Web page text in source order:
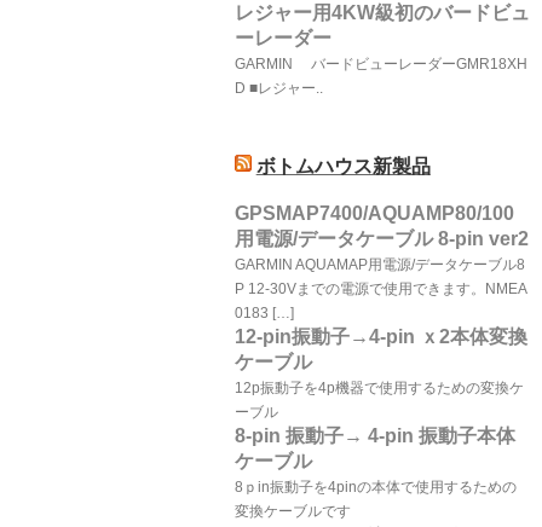
レジャー用4KW級初のバードビュ
ーレーダー
GARMIN バードビューレーダーGMR18XH
D ■レジャー..
ボトムハウス新製品
GPSMAP7400/AQUAMP80/100
用電源/データケーブル 8-pin ver2
GARMIN AQUAMAP用電源/データケーブル8
P 12-30Vまでの電源で使用できます。NMEA
0183 […]
12-pin振動子→4-pin ｘ2本体変換
ケーブル
12p振動子を4p機器で使用するための変換ケ
ーブル
8-pin 振動子→ 4-pin 振動子本体
ケーブル
8ｐin振動子を4pinの本体で使用するための
変換ケーブルです